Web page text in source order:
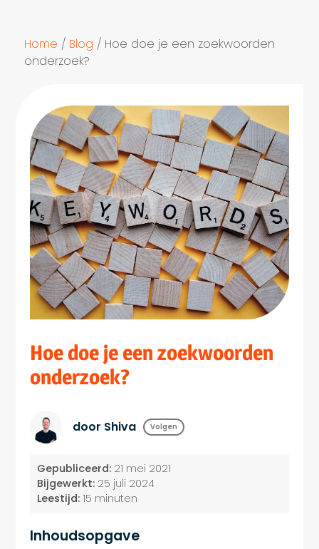
Home / Blog / Hoe doe je een zoekwoorden
onderzoek?
Hoe doe je een zoekwoorden
onderzoek?
door Shiva Volgen
Gepubliceerd: 21 mei 2021
Bijgewerkt: 25 juli 2024
Leestijd: 15 minuten
Inhoudsopgave